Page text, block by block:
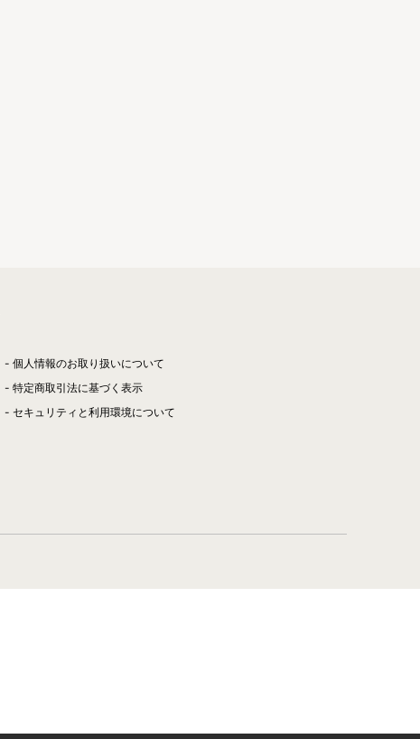
個人情報のお取り扱いについて
特定商取引法に基づく表示
セキュリティと利用環境について